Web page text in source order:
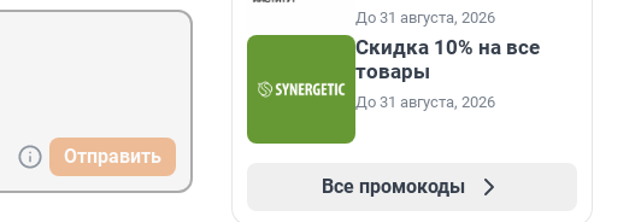
Отправить
До 31 августа, 2026
Скидка 10% на все
товары
До 31 августа, 2026
Все промокоды